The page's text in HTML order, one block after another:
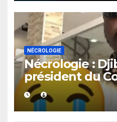
NÉCROLOGIE
Nécrologie :
président du
détenus
décédé,